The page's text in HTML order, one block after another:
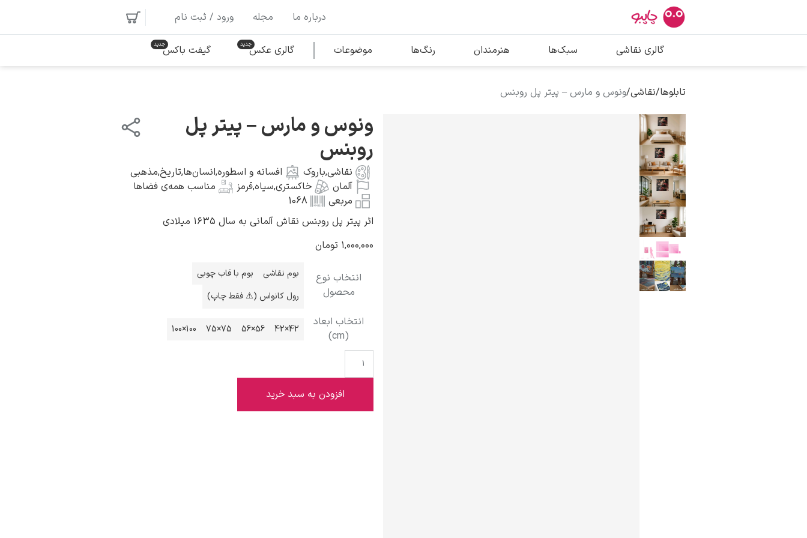
بیشترین جستجوها
پیکاسو
سالوادور دالی
محبوب‌ترین هنرمندان
درباره ما مجله ورود / ثبت نام
گالری نقاشی سبک‌ها هنرمندان رنگ‌ها موضوعات گالری عکس گیفت باکس
تابلوها/نقاشی/ونوس و مارس – پیتر پل روبنس
ونوس و مارس – پیتر پل
روبنس
نقاشی,باروک افسانه و اسطوره,انسان‌ها,تاریخ,مذهبی
آلمان
خاکستری,سیاه,قرمز
مناسب همه‌ی فضاها
مربعی
1068
اثر پیتر پل روبنس نقاش آلمانی به سال ۱۶۳۵ میلادی
۱,۰۰۰,۰۰۰ تومان
انتخاب نوع
محصول
بوم نقاشی
بوم با قاب چوبی
رول کانواس (⚠️ فقط چاپ)
انتخاب ابعاد
(cm)
42×42
56×56
75×75
100×100
افزودن به سبد خرید